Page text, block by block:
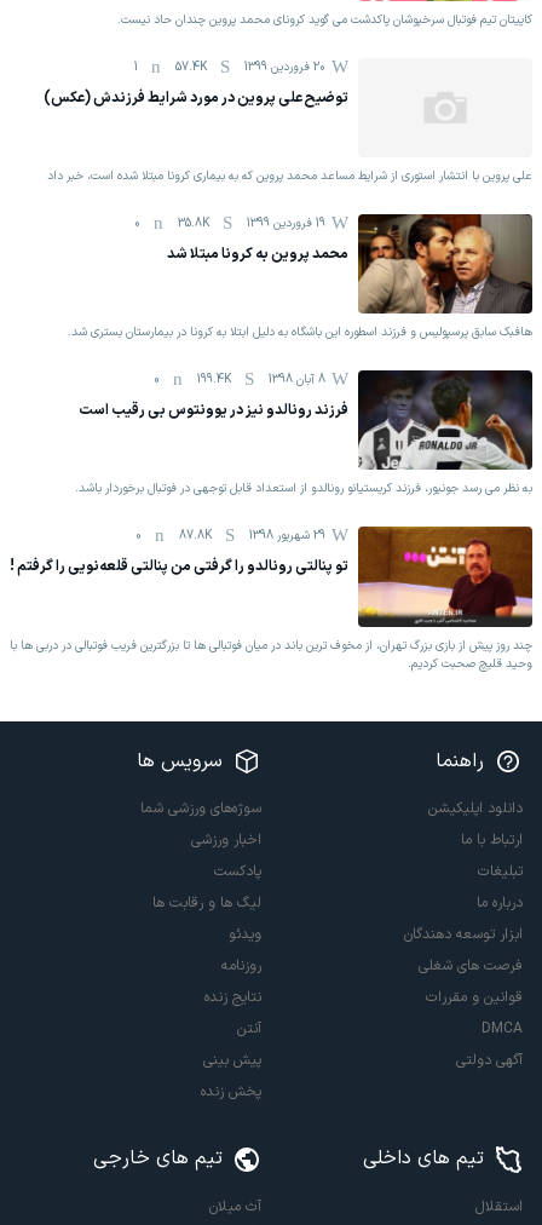
کاپیتان تیم فوتبال سرخپوشان پاکدشت می گوید کرونای محمد پروین چندان حاد نیست.
20 فروردين 1399 57.4K
1
توضیح علی پروین در مورد شرایط فرزندش (عکس)
علی پروین با انتشار استوری از شرایط مساعد محمد پروین که به بیماری کرونا مبتلا شده است، خبر داد
19 فروردين 1399 35.8K
0
محمد پروین به کرونا مبتلا شد
هافبک سابق پرسپولیس و فرزند اسطوره این باشگاه به دلیل ابتلا به کرونا در بیمارستان بستری شد.
8 آبان 1398 199.4K
0
فرزند رونالدو نیز در یوونتوس بی رقیب است
به نظر می رسد جونیور، فرزند کریستیانو رونالدو از استعداد قابل توجهی در فوتبال برخوردار باشد.
29 شهریور 1398 87.8K
0
تو پنالتی رونالدو را گرفتی من پنالتی قلعه‌نویی را گرفتم !
چند روز پیش از بازی بزرگ تهران، از مخوف ترین باند در میان فوتبالی ها تا بزرگترین فریب فوتبالی در دربی ها با
وحید قلیچ صحبت کردیم.
راهنما
دانلود اپلیکیشن
ارتباط با ما
تبلیغات
درباره ما
ابزار توسعه دهندگان
فرصت های شغلی
قوانین و مقررات
DMCA
آگهی دولتی
سرویس ها
سوژه‌های ورزشی شما
اخبار ورزشی
پادکست
لیگ ها و رقابت ها
ویدئو
روزنامه
نتایج زنده
آنتن
پیش بینی
پخش زنده
تیم های داخلی
استقلال
تیم های خارجی
آث میلان